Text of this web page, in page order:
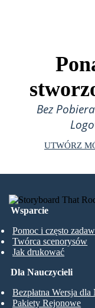
Bez
UTWÓRZ
Wsparcie
Pomoc i często
Twórca scenorysów
Jak drukować
Dla Nauczycieli
Bezpłatna Wersja
Pakiety Rejonowe